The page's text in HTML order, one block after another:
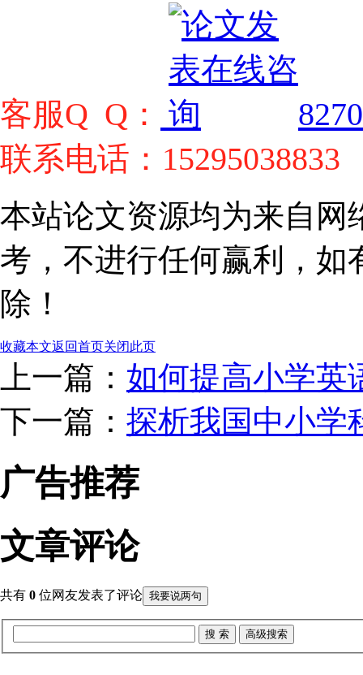
客服Q Q：
联系电话：15295038833
本站论文资源均为来自网
考，不进行任何赢利，如
除！
收藏本文返回首页关闭此页
上一篇： 如何提高小学英
下一篇： 探析我国中小学
广告推荐
文章评论
共有 0 位网友发表了评论 我要说两句